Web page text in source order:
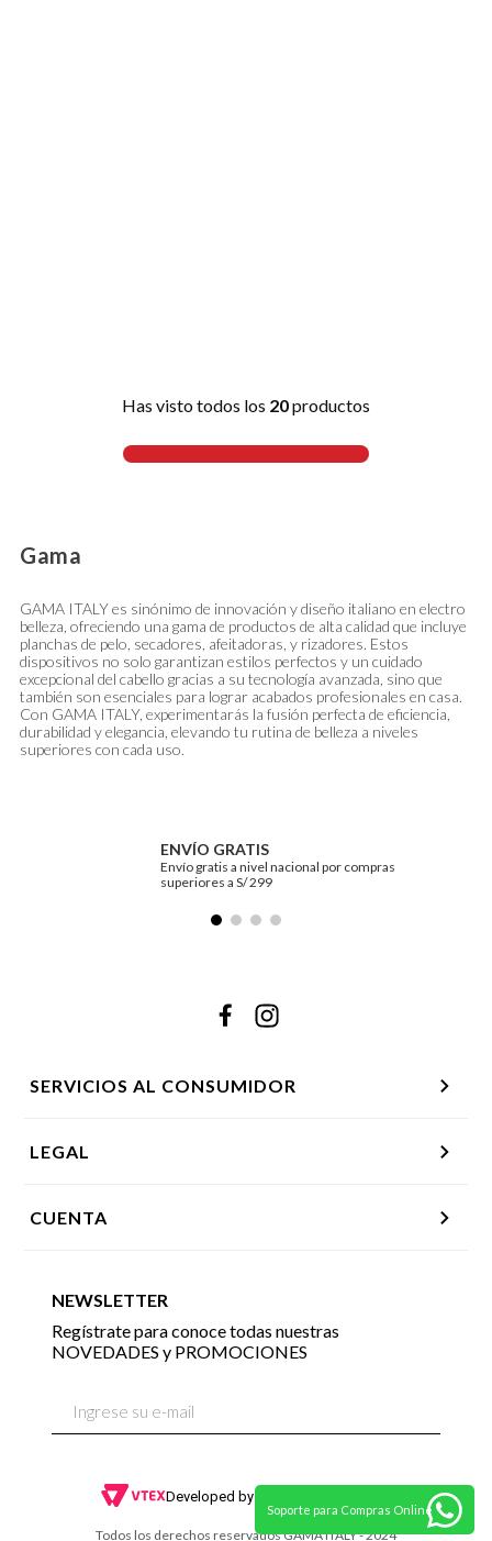
Soporte para Compras Online
Has visto todos los 20productos
Gama
GAMA ITALY es sinónimo de innovación y diseño italiano en electro
belleza, ofreciendo una gama de productos de alta calidad que incluye
planchas de pelo, secadores, afeitadoras, y rizadores. Estos
dispositivos no solo garantizan estilos perfectos y un cuidado
excepcional del cabello gracias a su tecnología avanzada, sino que
también son esenciales para lograr acabados profesionales en casa.
Con GAMA ITALY, experimentarás la fusión perfecta de eficiencia,
durabilidad y elegancia, elevando tu rutina de belleza a niveles
superiores con cada uso.
ENVÍO GRATIS
Envío gratis a nivel nacional por compras
superiores a S/ 299
SERVICIOS AL CONSUMIDOR
LEGAL
CUENTA
NEWSLETTER
Regístrate para conoce todas nuestras
NOVEDADES y PROMOCIONES
Todos los derechos reservados GAMA ITALY - 2024